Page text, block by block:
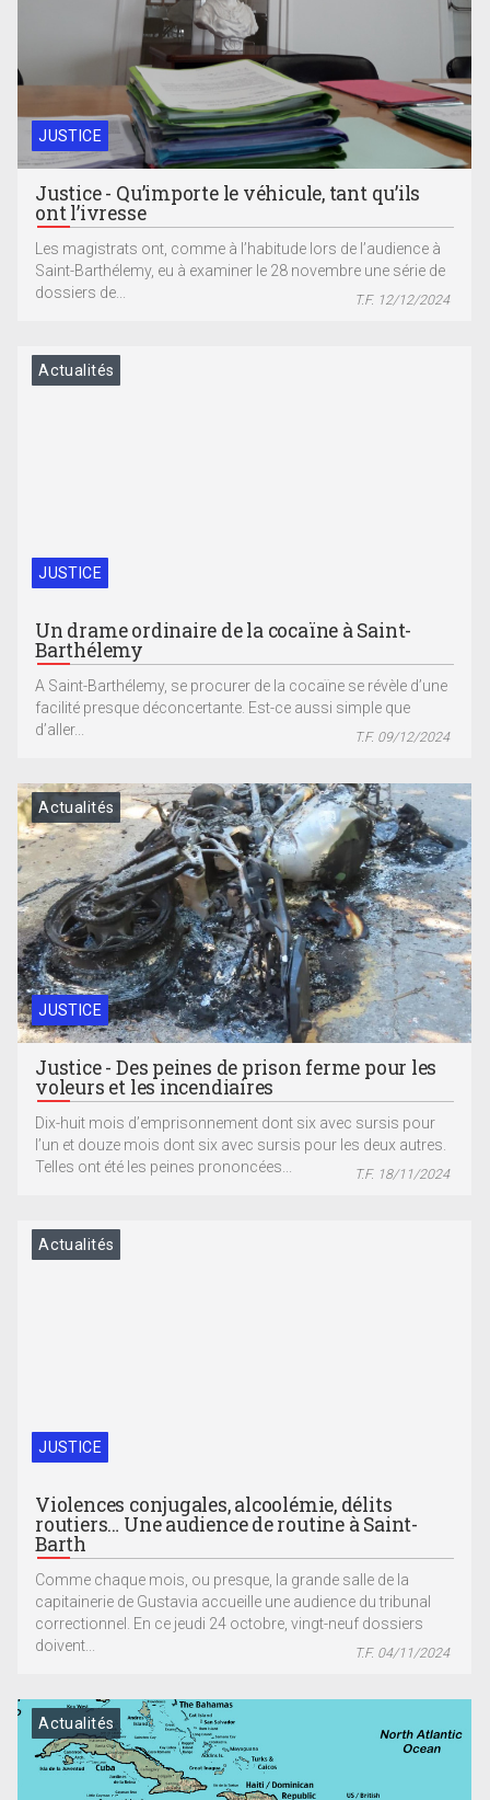
JUSTICE
Justice - Qu’importe le véhicule, tant qu’ils
ont l’ivresse
Les magistrats ont, comme à l’habitude lors de l’audience à
Saint-Barthélemy, eu à examiner le 28 novembre une série de
dossiers de...
T.F. 12/12/2024
JUSTICE
Actualités
Un drame ordinaire de la cocaïne à Saint-
Barthélemy
A Saint-Barthélemy, se procurer de la cocaïne se révèle d’une
facilité presque déconcertante. Est-ce aussi simple que
d’aller...
T.F. 09/12/2024
JUSTICE
Actualités
Justice - Des peines de prison ferme pour les
voleurs et les incendiaires
Dix-huit mois d’emprisonnement dont six avec sursis pour
l’un et douze mois dont six avec sursis pour les deux autres.
Telles ont été les peines prononcées...
T.F. 18/11/2024
JUSTICE
Actualités
Violences conjugales, alcoolémie, délits
routiers… Une audience de routine à Saint-
Barth
Comme chaque mois, ou presque, la grande salle de la
capitainerie de Gustavia accueille une audience du tribunal
correctionnel. En ce jeudi 24 octobre, vingt-neuf dossiers
doivent...
T.F. 04/11/2024
Actualités